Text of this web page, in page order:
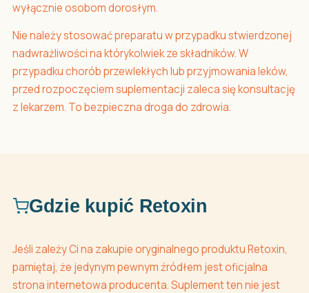
wyłącznie osobom dorosłym.
Nie należy stosować preparatu w przypadku stwierdzonej
nadwrażliwości na którykolwiek ze składników. W
przypadku chorób przewlekłych lub przyjmowania leków,
przed rozpoczęciem suplementacji zaleca się konsultację
z lekarzem. To bezpieczna droga do zdrowia.
Gdzie kupić Retoxin
Jeśli zależy Ci na zakupie oryginalnego produktu Retoxin,
pamiętaj, że jedynym pewnym źródłem jest oficjalna
strona internetowa producenta. Suplement ten nie jest